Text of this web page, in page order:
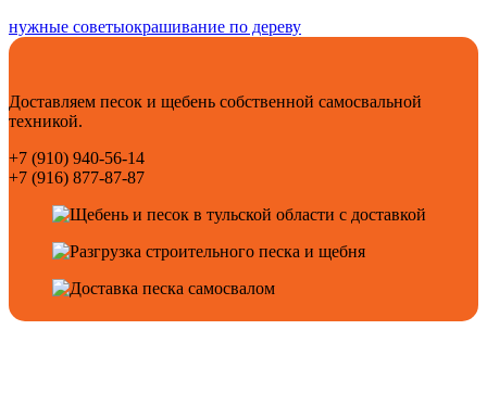
нужные советыокрашивание по дереву
Доставляем песок и щебень собственной самосвальной
техникой.
+7 (910) 940-56-14
+7 (916) 877-87-87